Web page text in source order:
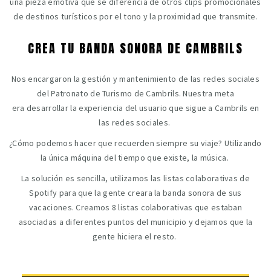
de destinos turísticos por el tono y la proximidad que transmite.
CREA TU BANDA SONORA DE CAMBRILS
Nos encargaron la gestión y mantenimiento de las redes sociales
del Patronato de Turismo de Cambrils. Nuestra meta
era desarrollar la experiencia del usuario que sigue a Cambrils en
las redes sociales.
¿Cómo podemos hacer que recuerden siempre su viaje? Utilizando
la única máquina del tiempo que existe, la música.
La solución es sencilla, utilizamos las listas colaborativas de
Spotify para que la gente creara la banda sonora de sus
vacaciones. Creamos 8 listas colaborativas que estaban
asociadas a diferentes puntos del municipio y dejamos que la
gente hiciera el resto.